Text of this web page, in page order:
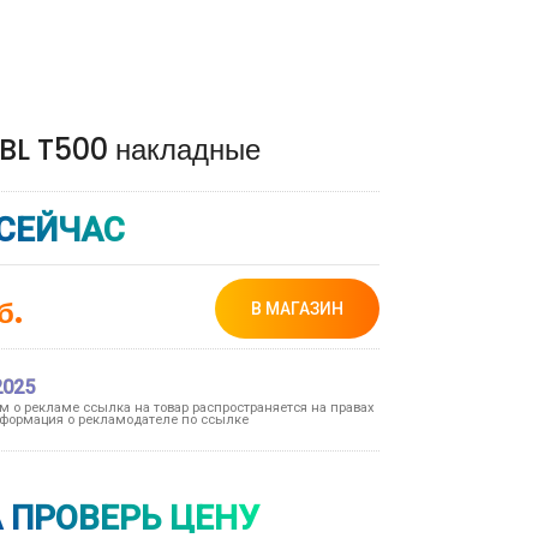
T500 накладные
В МАГАЗИН
о рекламе ссылка на товар распространяется на правах
о рекламодателе по ссылке
ЦЕНУ